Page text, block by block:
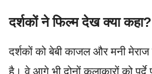
दर्शकों ने फिल्म देख क्या कहा?
दर्शकों को बेबी काजल और मनी
है। वे आगे भी दोनों कलाकारों को